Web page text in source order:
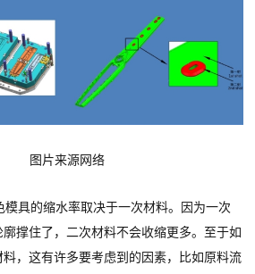
图 片来源网络
模具的缩水率取决于一次材料。因为一次
撑住了，二次材料不会收缩更多。至于如
，这有许多要考虑到的因素，比如原料流